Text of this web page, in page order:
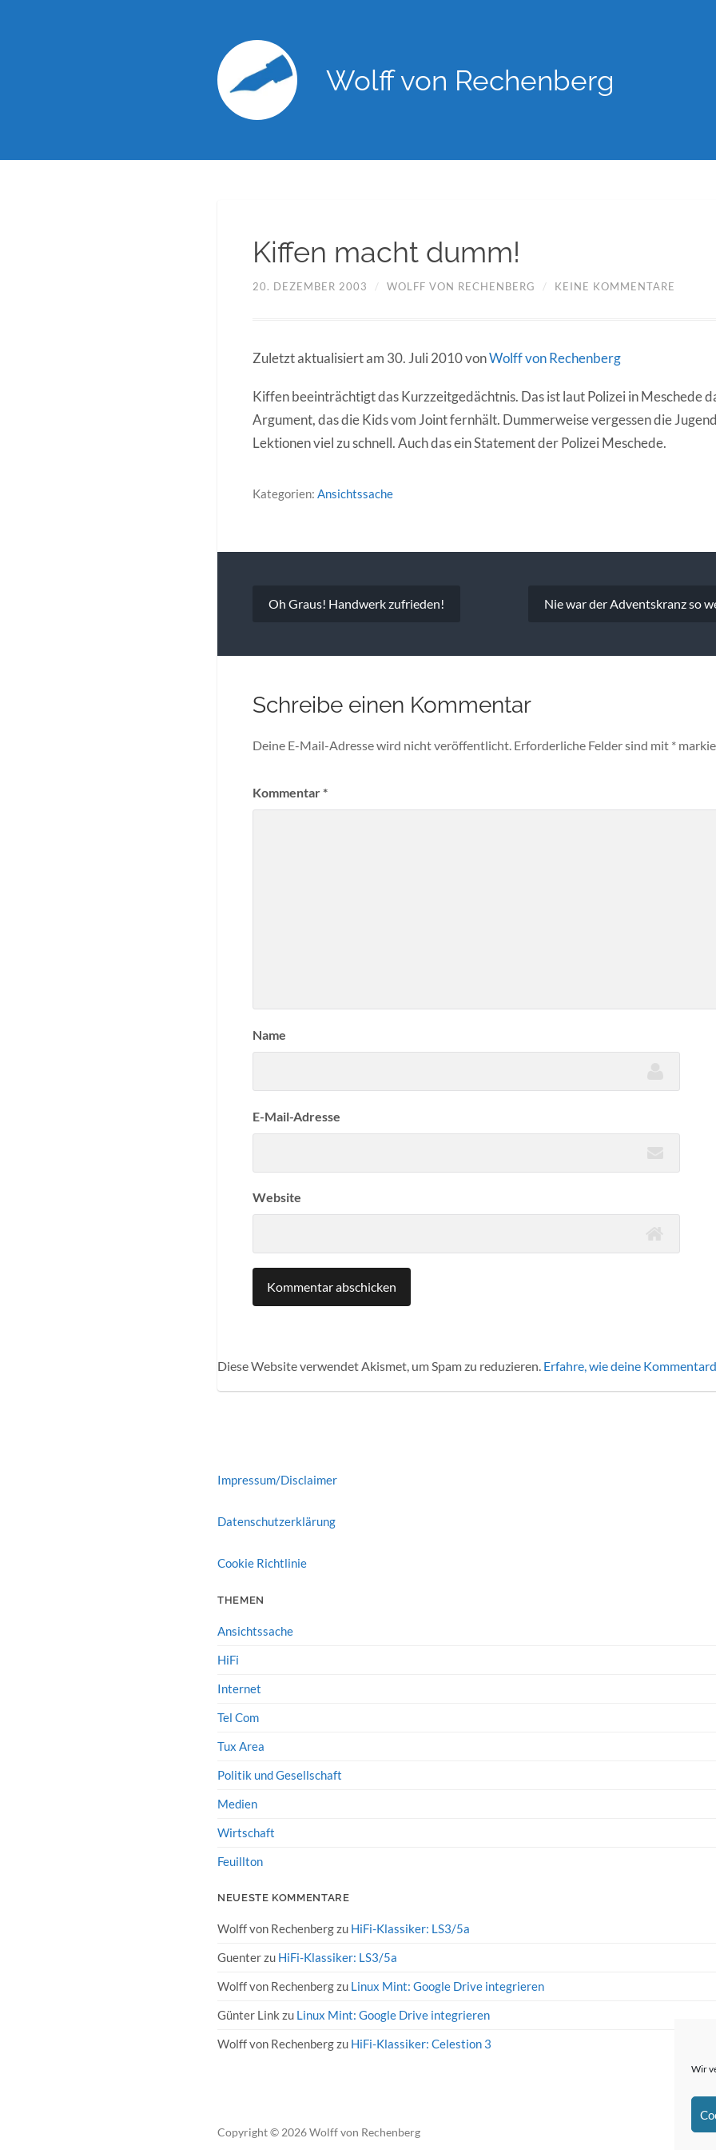
Wir
Wolff von Rechenberg
Kiffen macht dumm!
20. DEZEMBER 2003 / WOLFF VON RECHENBERG / KEINE KOMMENTARE
Zuletzt aktualisiert am 30. Juli 2010 vonWolff von Rechenberg
Kiffen beeinträchtigt das Kurzzeitgedächtnis. Das ist laut Polizei in Meschede
Argument, das die Kids vom Joint fernhält. Dummerweise vergessen die
Lektionen viel zu schnell. Auch das ein Statement der Polizei Meschede.
Kategorien: Ansichtssache
Oh Graus! Handwerk zufrieden! Nie war der Adventskranz so
Schreibe einen Kommentar
Deine E-Mail-Adresse wird nicht veröffentlicht. Erforderliche Felder sind mit *
Kommentar*
Name
E-Mail-Adresse
Website
Diese Website verwendet Akismet, um Spam zu reduzieren. Erfahre, wie deine
Impressum/Disclaimer
Datenschutzerklärung
Cookie Richtlinie
THEMEN
Ansichtssache
HiFi
Internet
Tel Com
Tux Area
Politik und Gesellschaft
Medien
Wirtschaft
Feuillton
NEUESTE KOMMENTARE
Wolff von Rechenbergzu HiFi-Klassiker: LS3/5a
Guenterzu HiFi-Klassiker: LS3/5a
Wolff von Rechenbergzu Linux Mint: Google Drive integrieren
Günter Link zu Linux Mint: Google Drive integrieren
Wolff von Rechenbergzu HiFi-Klassiker: Celestion 3
Copyright© 2026Wolff von Rechenberg